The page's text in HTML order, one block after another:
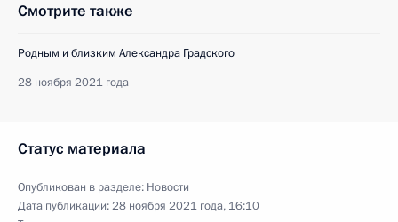
Смотрите также
Родным и близким Александра Градского
28 ноября 2021 года
Статус материала
Опубликован в разделе: Новости
Дата публикации:28 ноября 2021 года, 16:10